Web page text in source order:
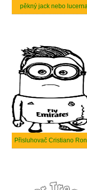
pěkný jack nebo